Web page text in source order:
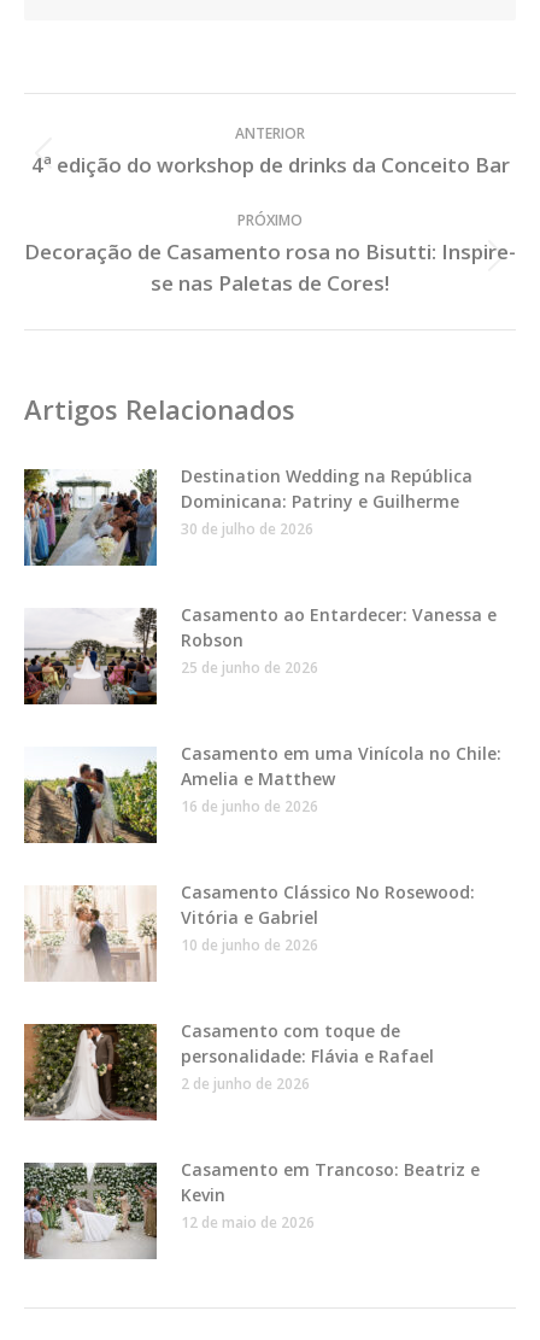
Posts
ANTERIOR
Post
4ª edição do workshop de drinks da Conceito Bar
PRÓXIMO
Próximo
Post:
Decoração de Casamento rosa no Bisutti: Inspire-
se nas Paletas de Cores!
Artigos Relacionados
Destination Wedding na República
Dominicana: Patriny e Guilherme
30 de julho de 2026
Casamento ao Entardecer: Vanessa e
Robson
25 de junho de 2026
Casamento em uma Vinícola no Chile:
Amelia e Matthew
16 de junho de 2026
Casamento Clássico No Rosewood:
Vitória e Gabriel
10 de junho de 2026
Casamento com toque de
personalidade: Flávia e Rafael
2 de junho de 2026
Casamento em Trancoso: Beatriz e
Kevin
12 de maio de 2026